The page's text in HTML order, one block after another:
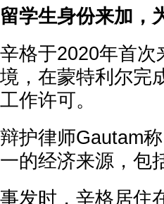
留学生身份来加，
辛格于2020年首次
境，在蒙特利尔完
工作许可。
辩护律师Gautam
一的经济来源，包
事发时，辛格居住